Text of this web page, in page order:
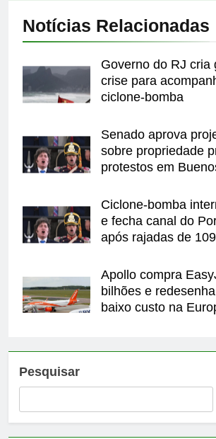
Notícias Relacionadas
Governo do RJ cria
crise para
ciclone-bomba
Senado aprova
sobre propriedade
protestos em
Ciclone-bomba
e fecha canal do
após rajadas de
Apollo compra
bilhões e
baixo custo na
Pesquisar